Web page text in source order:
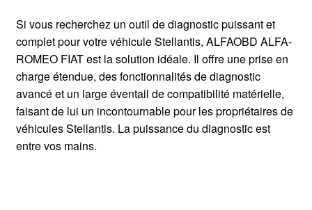
Si vous recherchez un outil de diagnostic puissant et
complet pour votre véhicule Stellantis, ALFAOBD ALFA-
ROMEO FIAT est la solution idéale. Il offre une prise en
charge étendue, des fonctionnalités de diagnostic
avancé et un large éventail de compatibilité matérielle,
faisant de lui un incontournable pour les propriétaires de
véhicules Stellantis. La puissance du diagnostic est
entre vos mains.